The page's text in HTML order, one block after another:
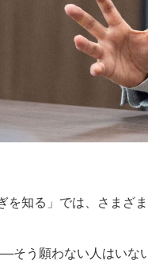
を知る」では、さまざ
そう願わない人はい